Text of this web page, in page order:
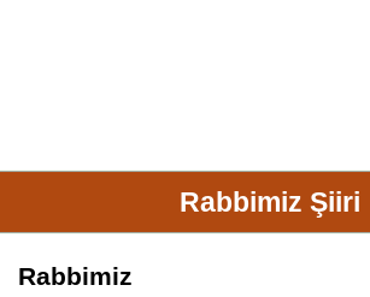
Rabbimiz Şiiri
Rabbimiz